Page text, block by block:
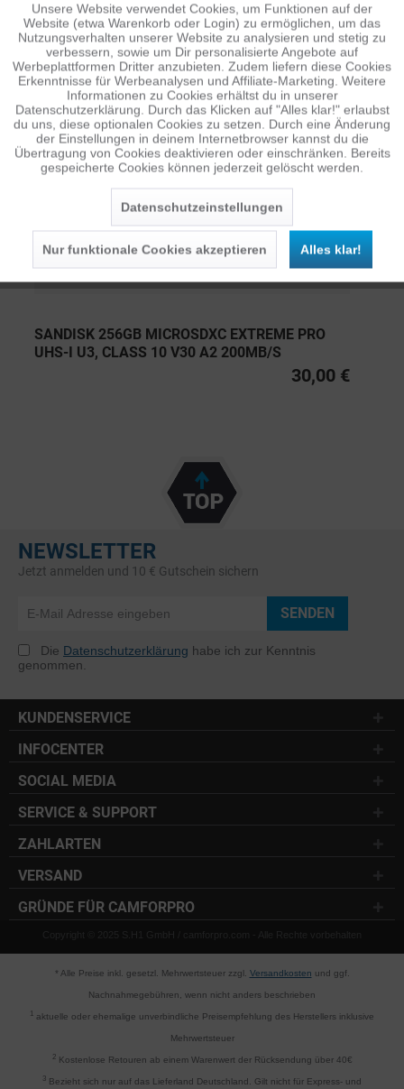
ÄHNLICHE ARTIKEL
Diese Artikel sind dem Produkt ähnlich ...mehr
Persönliche Empfehlungen
SANDISK 256GB MICROSDXC EXTREME PRO
UHS-I U3, CLASS 10 V30 A2 200MB/S
30,00 €
NEWSLETTER
Jetzt anmelden und 10 € Gutschein sichern
SENDEN
Die Datenschutzerklärung habe ich zur Kenntnis
genommen.
KUNDENSERVICE
INFOCENTER
SOCIAL MEDIA
SERVICE & SUPPORT
ZAHLARTEN
VERSAND
GRÜNDE FÜR CAMFORPRO
Copyright © 2025 S.H1 GmbH / camforpro.com - Alle Rechte vorbehalten
* Alle Preise inkl. gesetzl. Mehrwertsteuer zzgl. Versandkosten und ggf.
Nachnahmegebühren, wenn nicht anders beschrieben
aktuelle oder ehemalige unverbindliche Preisempfehlung des Herstellers inklusive
Mehrwertsteuer
2Kostenlose Retouren ab einem Warenwert der Rücksendung über 40€
3 Bezieht sich nur auf das Lieferland Deutschland. Gilt nicht für Express- und
Funktionale Aktiv
Tracking Inaktiv
Personalisierung Inaktiv
Service Inaktiv
Unsere Website verwendet Cookies, um Funktionen auf der
Website (etwa Warenkorb oder Login) zu ermöglichen, um das
Nutzungsverhalten unserer Website zu analysieren und stetig zu
verbessern, sowie um Dir personalisierte Angebote auf
Werbeplattformen Dritter anzubieten. Zudem liefern diese Cookies
Erkenntnisse für Werbeanalysen und Affiliate-Marketing. Weitere
Informationen zu Cookies erhältst du in unserer
Datenschutzerklärung. Durch das Klicken auf "Alles klar!" erlaubst
du uns, diese optionalen Cookies zu setzen. Durch eine Änderung
der Einstellungen in deinem Internetbrowser kannst du die
Übertragung von Cookies deaktivieren oder einschränken. Bereits
gespeicherte Cookies können jederzeit gelöscht werden.
Datenschutzeinstellungen
Nur funktionale Cookies akzeptieren Alles klar!